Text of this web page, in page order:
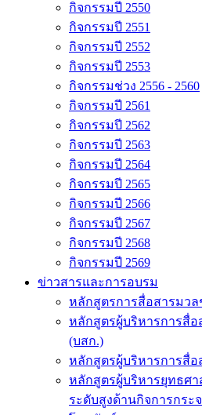
กิจกรรมปี 2550
กิจกรรมปี 2551
กิจกรรมปี 2552
กิจกรรมปี 2553
กิจกรรมช่วง 2556 - 2560
กิจกรรมปี 2561
กิจกรรมปี 2562
กิจกรรมปี 2563
กิจกรรมปี 2564
กิจกรรมปี 2565
กิจกรรมปี 2566
กิจกรรมปี 2567
กิจกรรมปี 2568
กิจกรรมปี 2569
ข่าวสารและการอบรม
หลักสูตรการสื่อสารมว
หลักสูตรผู้บริหารการสื่
(บสก.)
หลักสูตรผู้บริหารการสื่
หลักสูตรผู้บริหารยุทธศ
ระดับสูงด้านกิจการกระ